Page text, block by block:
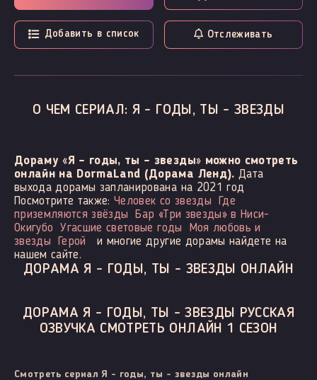
Добавить в список Отслеживать
О ЧЕМ СЕРИАЛ: Я - ГОДЫ, ТЫ - ЗВЕЗДЫ
Дораму «Я - годы, ты - звезды» можно смотреть
онлайн на DormaLand (Дорама Ленд). Дата
выхода дорамы запланирована на 2021 год
Посмотрите также:Человек со звезды
Где
приземляются звёзды
Бар «Три звезды» в Ниси-
Окигубо
Угасшие световые годы
Моя любовь и
звезды
Герой
и многие другие дорамы найдете на
нашем сайте.
ДОРАМА Я - ГОДЫ, ТЫ - ЗВЕЗДЫ ОНЛАЙН
ДОРАМА Я - ГОДЫ, ТЫ - ЗВЕЗДЫ РУССКАЯ
ОЗВУЧКА СМОТРЕТЬ ОНЛАЙН 1 СЕЗОН
Смотреть сериал Я - годы, ты - звезды онлайн